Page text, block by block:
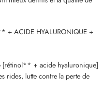
+ ACIDE HYALURONIQUE +
[rétinol** + acide hyaluronique]
rides, lutte contre la perte de